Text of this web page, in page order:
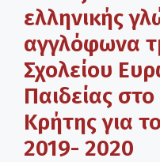
ελληνικής
αγγλόφωνα
Σχολείου
Παιδείας
Κρήτης για
2019- 2020